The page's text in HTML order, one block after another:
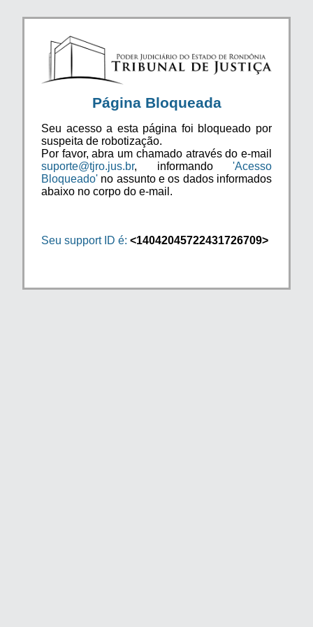
Página Bloqueada
Seu acesso a esta página foi bloqueado por
suspeita de robotização.
Por favor, abra um chamado através do e-mail
suporte@tjro.jus.br, informando 'Acesso
Bloqueado' no assunto e os dados informados
abaixo no corpo do e-mail.
Seu support ID é: <14042045722431726709>